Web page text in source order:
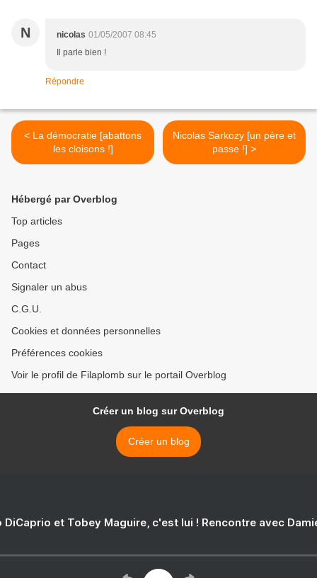
N nicolas 01/05/2007 08:45
Il parle bien !
Répondre
< La démocratie [abattons
les cloisons !]
Nicolas Sarkozy [un père et
passe !] >
Hébergé par Overblog
Top articles
Pages
Contact
Signaler un abus
C.G.U.
Cookies et données personnelles
Préférences cookies
Voir le profil de Filaplomb sur le portail Overblog
Créer un blog sur Overblog
Créer un blog
DiCaprio et Tobey Maguire, c'est lui ! Rencontre avec